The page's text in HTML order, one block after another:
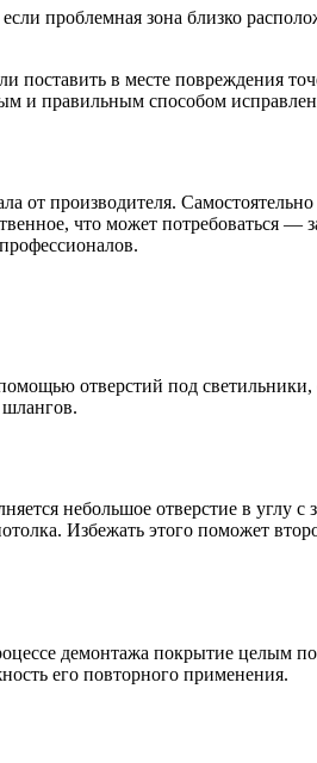
проблемная зона близко
поставить в месте повреждения
и правильным способом
от производителя.
что может потребоваться
отверстий под
небольшое отверстие в углу
Избежать этого поможет
демонтажа покрытие целым
его повторного применения.